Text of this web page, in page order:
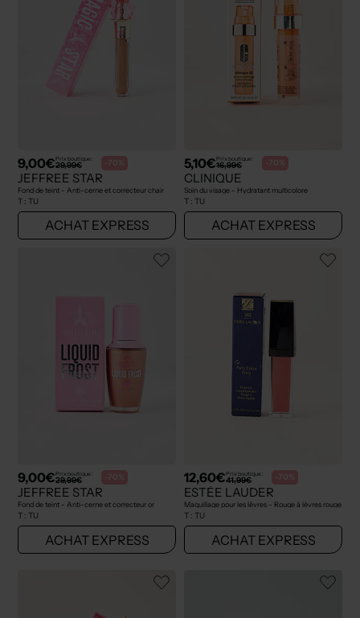
9,00€Prix boutique :
29,99€ -70%
JEFFREE STAR
Fond de teint - Anti-cerne et correcteur chair
T : TU
ACHAT EXPRESS
5,10€Prix boutique :
16,99€ -70%
CLINIQUE
Soin du visage - Hydratant multicolore
T : TU
ACHAT EXPRESS
9,00€Prix boutique :
29,99€ -70%
JEFFREE STAR
Fond de teint - Anti-cerne et correcteur or
T : TU
ACHAT EXPRESS
12,60€Prix boutique :
41,99€ -70%
ESTÉE LAUDER
Maquillage pour les lèvres - Rouge à lèvres rouge
T : TU
ACHAT EXPRESS